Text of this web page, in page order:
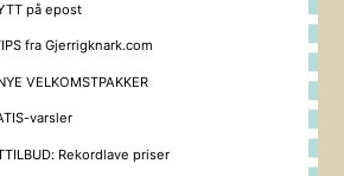
på epost
fra Gjerrigknark.com
VELKOMSTPAKKER
varsler
Rekordlave priser